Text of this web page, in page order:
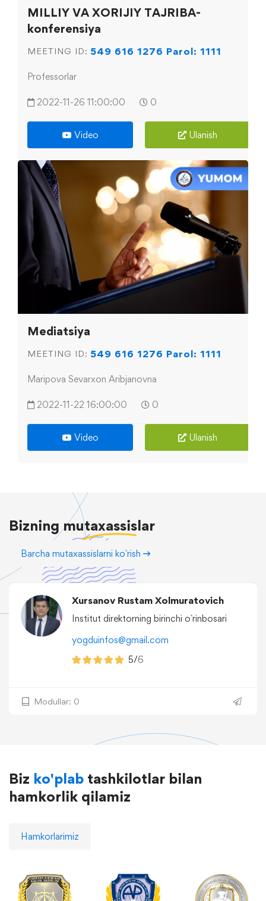
MILLIY VA XORIJIY TAJRIBA-
konferensiya
MEETING ID: 549 616 1276 Parol: 1111
Professorlar
2022-11-26 11:00:00 0
Video Ulanish
Mediatsiya
MEETING ID: 549 616 1276 Parol: 1111
Maripova Sevarxon Aribjanovna
2022-11-22 16:00:00 0
Video Ulanish
Bizningmutaxassislar
Barcha mutaxassislarni ko`rish
Xursanov Rustam Xolmuratovich
Institut direktorning birinchi o`rinbosari
yogduinfos@gmail.com
5/6
Modullar: 0
Biz ko'plab tashkilotlar bilan
hamkorlik qilamiz
Hamkorlarimiz